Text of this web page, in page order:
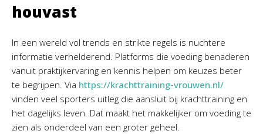
houvast
In een wereld vol trends en strikte regels is nuchtere
informatie verhelderend. Platforms die voeding benaderen
vanuit praktijkervaring en kennis helpen om keuzes beter
te begrijpen. Via https://krachttraining-vrouwen.nl/
vinden veel sporters uitleg die aansluit bij krachttraining en
het dagelijks leven. Dat maakt het makkelijker om voeding te
zien als onderdeel van een groter geheel.